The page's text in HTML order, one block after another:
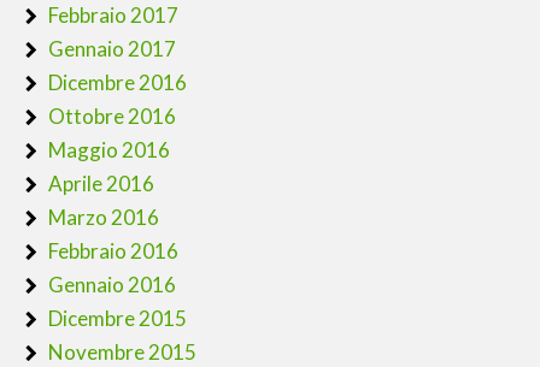
Febbraio 2017
Gennaio 2017
Dicembre 2016
Ottobre 2016
Maggio 2016
Aprile 2016
Marzo 2016
Febbraio 2016
Gennaio 2016
Dicembre 2015
Novembre 2015